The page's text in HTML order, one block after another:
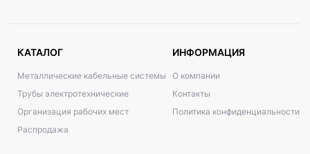
КАТАЛОГ
Металлические кабельные системы
Трубы электротехнические
Организация рабочих мест
Распродажа
ИНФОРМАЦИЯ
О компании
Контакты
Политика конфиденциальности